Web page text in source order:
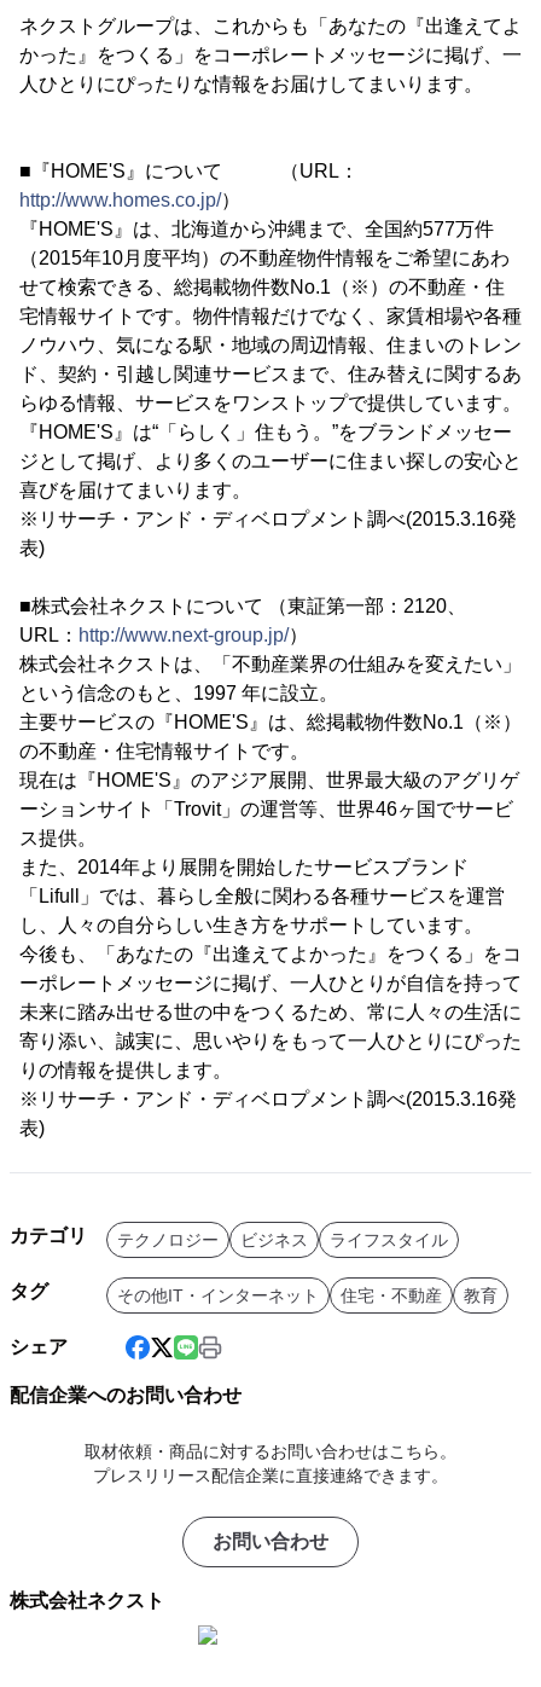
ネクストグループは、これからも「あなたの『出逢えてよ
かった』をつくる」をコーポレートメッセージに掲げ、一
人ひとりにぴったりな情報をお届けしてまいります。
■『HOME'S』について （URL：
http://www.homes.co.jp/）
『HOME'S』は、北海道から沖縄まで、全国約577万件
（2015年10月度平均）の不動産物件情報をご希望にあわ
せて検索できる、総掲載物件数No.1（※）の不動産・住
宅情報サイトです。物件情報だけでなく、家賃相場や各種
ノウハウ、気になる駅・地域の周辺情報、住まいのトレン
ド、契約・引越し関連サービスまで、住み替えに関するあ
らゆる情報、サービスをワンストップで提供しています。
『HOME'S』は“「らしく」住もう。”をブランドメッセー
ジとして掲げ、より多くのユーザーに住まい探しの安心と
喜びを届けてまいります。
※リサーチ・アンド・ディベロプメント調べ(2015.3.16発
表)
■株式会社ネクストについて （東証第一部：2120、
URL： http://www.next-group.jp/）
株式会社ネクストは、「不動産業界の仕組みを変えたい」
という信念のもと、1997 年に設立。
主要サービスの『HOME'S』は、総掲載物件数No.1（※）
の不動産・住宅情報サイトです。
現在は『HOME'S』のアジア展開、世界最大級のアグリゲ
ーションサイト「Trovit」の運営等、世界46ヶ国でサービ
ス提供。
また、2014年より展開を開始したサービスブランド
「Lifull」では、暮らし全般に関わる各種サービスを運営
し、人々の自分らしい生き方をサポートしています。
今後も、「あなたの『出逢えてよかった』をつくる」をコ
ーポレートメッセージに掲げ、一人ひとりが自信を持って
未来に踏み出せる世の中をつくるため、常に人々の生活に
寄り添い、誠実に、思いやりをもって一人ひとりにぴった
りの情報を提供します。
※リサーチ・アンド・ディベロプメント調べ(2015.3.16発
表)
カテゴリ テクノロジー ビジネス ライフスタイル
タグ その他IT・インターネット 住宅・不動産 教育
シェア
配信企業へのお問い合わせ
取材依頼・商品に対するお問い合わせはこちら。
プレスリリース配信企業に直接連絡できます。
お問い合わせ
株式会社ネクスト